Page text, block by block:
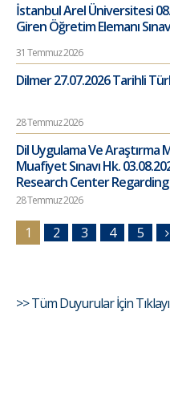
İstanbul Arel Üniversitesi
Giren Öğretim Elemanı
31 Temmuz 2026
Dilmer 27.07.2026 Tarihli
28 Temmuz 2026
Dil Uygulama Ve
Muafiyet Sınavı Hk.
Research Center
28 Temmuz 2026
1 2 3 4 5
>> Tüm Duyurular İçin